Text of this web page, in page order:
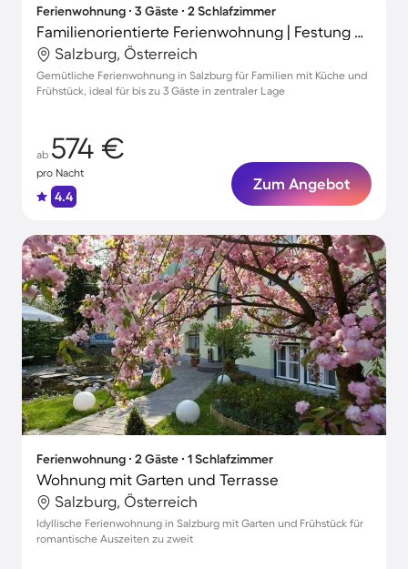
Ferienwohnung ∙ 3 Gäste ∙ 2 Schlafzimmer
Familienorientierte Ferienwohnung | Festung Hohensalzburg-Nähe
Salzburg, Österreich
Gemütliche Ferienwohnung in Salzburg für Familien mit Küche und
Frühstück, ideal für bis zu 3 Gäste in zentraler Lage
ab 574 €
pro Nacht
4.4
Zum Angebot
Ferienwohnung ∙ 2 Gäste ∙ 1 Schlafzimmer
Wohnung mit Garten und Terrasse
Salzburg, Österreich
Idyllische Ferienwohnung in Salzburg mit Garten und Frühstück für
romantische Auszeiten zu zweit